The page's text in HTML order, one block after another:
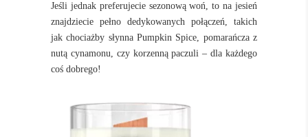
Jeśli jednak preferujecie sezonową woń, to na jesień
znajdziecie pełno dedykowanych połączeń, takich
jak chociażby słynna Pumpkin Spice, pomarańcza z
nutą cynamonu, czy korzenną paczuli – dla każdego
coś dobrego!